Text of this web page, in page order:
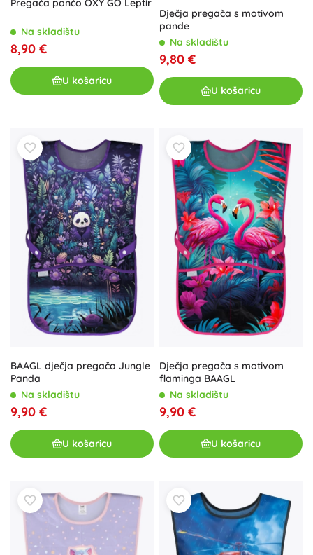
Pregača pončo OXY GO Leptir
Na skladištu
8,90 €
U košaricu
Dječja pregača s motivom
pande
Na skladištu
9,80 €
U košaricu
BAAGL dječja pregača Jungle
Panda
Na skladištu
9,90 €
U košaricu
Dječja pregača s motivom
flaminga BAAGL
Na skladištu
9,90 €
U košaricu